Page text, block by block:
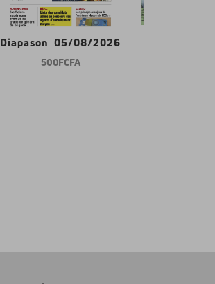
Diapason 05/08/2026
500 FCFA